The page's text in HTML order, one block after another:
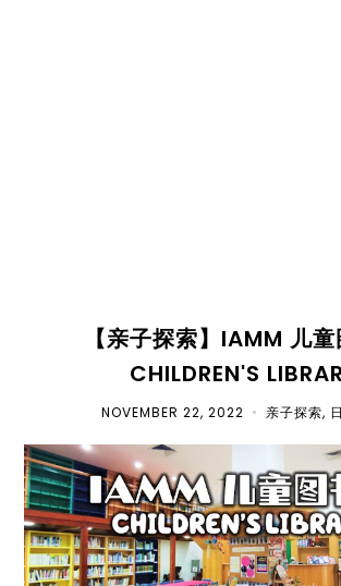
【亲子探索】IAMM 儿
CHILDREN'S
NOVEMBER 22, 2022 • 亲子探索,